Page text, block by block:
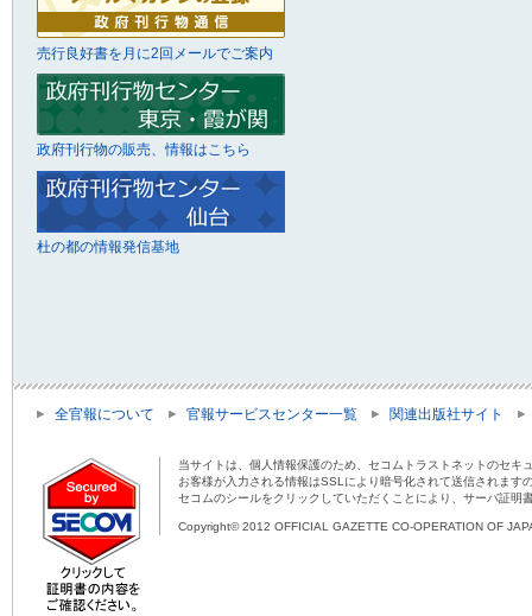
売行良好書を月に2回メールでご案内
政府刊行物の販売、情報はこちら
杜の都の情報発信基地
全官報について 官報サービスセンター一覧 関連出版社サイト
当サイトは、個人情報保護のため、セコムトラストネットのセキ
お客様が入力される情報はSSLにより暗号化されて送信されま
セコムのシールをクリックしていただくことにより、サーバ証明
Copyright© 2012 OFFICIAL GAZETTE CO-OPERATION OF